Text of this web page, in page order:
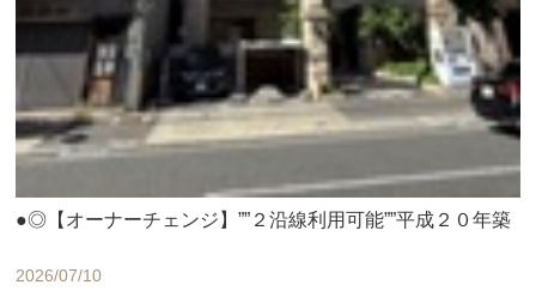
●◎【オーナーチェンジ】””２沿線利⽤可能””平成２０年築
2026/07/10